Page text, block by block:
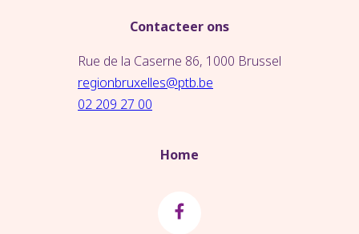
Contacteer ons
Rue de la Caserne 86, 1000 Brussel
regionbruxelles@ptb.be
02 209 27 00
Home